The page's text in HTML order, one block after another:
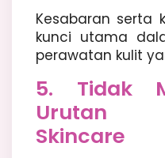
Kesabaran serta
kunci utama
perawatan kulit
5. Tidak
Urutan
Skincare